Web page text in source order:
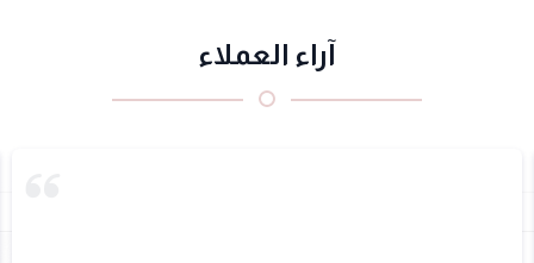
آراء العملاء